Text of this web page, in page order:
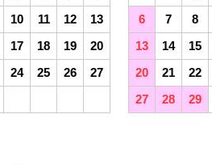
10 11 12
13
17 18 19
20
24 25 26
27
6
7 8
13
14 15
20
21 22
27
28 29